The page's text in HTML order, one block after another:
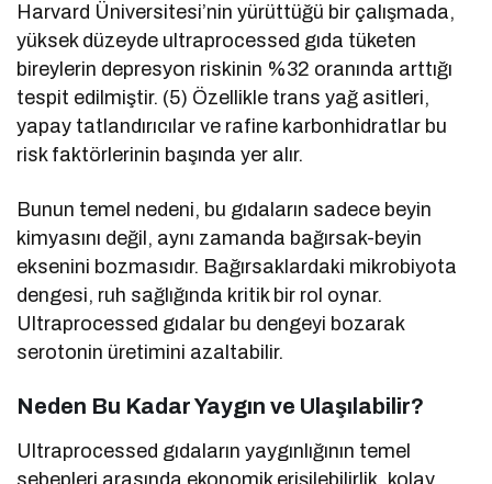
Harvard Üniversitesi’nin yürüttüğü bir çalışmada,
yüksek düzeyde ultraprocessed gıda tüketen
bireylerin depresyon riskinin %32 oranında arttığı
tespit edilmiştir. (5) Özellikle trans yağ asitleri,
yapay tatlandırıcılar ve rafine karbonhidratlar bu
risk faktörlerinin başında yer alır.
Bunun temel nedeni, bu gıdaların sadece beyin
kimyasını değil, aynı zamanda bağırsak-beyin
eksenini bozmasıdır. Bağırsaklardaki mikrobiyota
dengesi, ruh sağlığında kritik bir rol oynar.
Ultraprocessed gıdalar bu dengeyi bozarak
serotonin üretimini azaltabilir.
Neden Bu Kadar Yaygın ve Ulaşılabilir?
Ultraprocessed gıdaların yaygınlığının temel